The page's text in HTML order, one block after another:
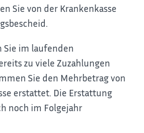
Sie von der Krankenkasse
Sie im laufenden
zu viele Zuzahlungen
Sie den Mehrbetrag von
erstattet. Die Erstattung
noch im Folgejahr